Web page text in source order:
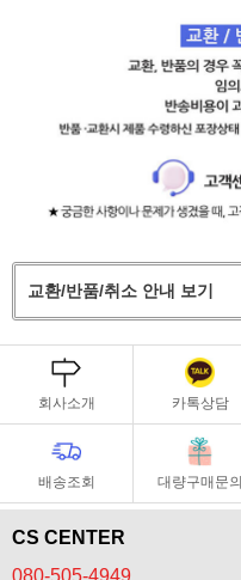
교환/반품/취소 안내 보기
회사소개 카톡상담
배송조회 대량구매문의
CS CENTER